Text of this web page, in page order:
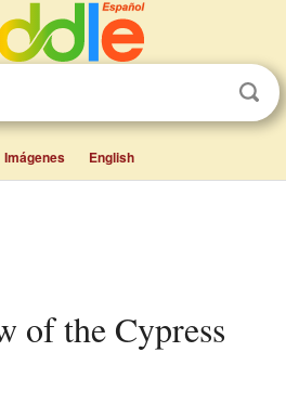
Imágenes English